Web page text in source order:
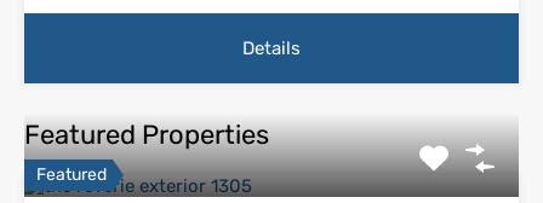
Details
Featured Properties
Featured